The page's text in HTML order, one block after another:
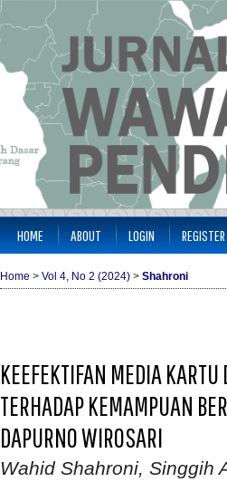
HOME ABOUT LOGIN REGISTER
Home > Vol 4, No 2 (2024) > Shahroni
KEEFEKTIFAN MEDIA
TERHADAP KEMAMPUAN
DAPURNO WIROSARI
Wahid Shahroni, Singgih